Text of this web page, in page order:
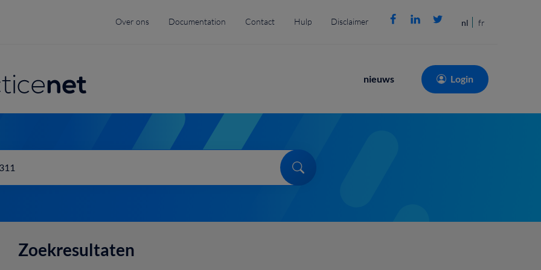
Top
Over ons Documentation Contact Hulp Disclaimer nl fr
Main
nieuws Login
Search
Zoekresultaten